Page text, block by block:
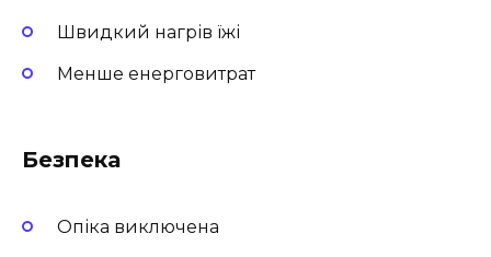
Швидкий нагрів їжі
Менше енерговитрат
Безпека
Опіка виключена